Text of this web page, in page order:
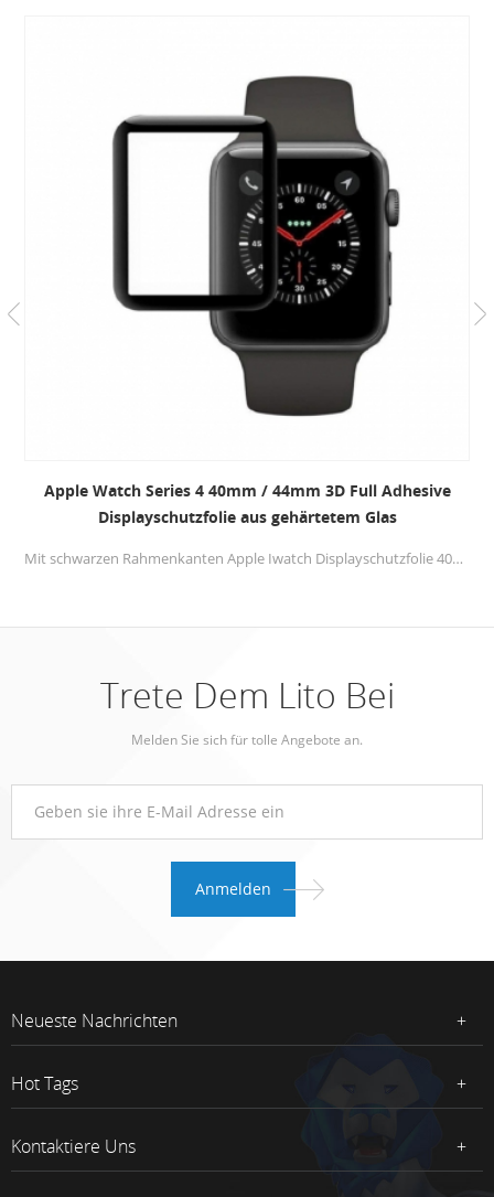
Apple Watch Series 4 40mm / 44mm 3D Full Adhesive
Displayschutzfolie aus gehärtetem Glas
Mit schwarzen Rahmenkanten Apple Iwatch Displayschutzfolie 40mm / 44mm deckt nur den 98% -Bereich ab, um weiße Kanten zu vermeiden, passt jedoch perfekt
Trete Dem Lito Bei
Melden Sie sich für tolle Angebote an.
Neueste Nachrichten
Hot Tags
Kontaktiere Uns